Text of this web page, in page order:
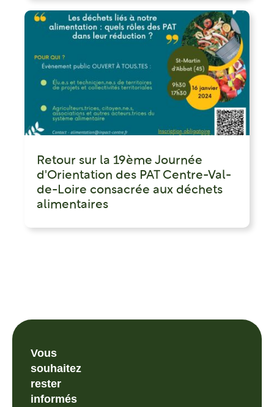
Retour sur la 19ème Journée
d'Orientation des PAT Centre-Val-
de-Loire consacrée aux déchets
alimentaires
Vous
souhaitez
rester
informés